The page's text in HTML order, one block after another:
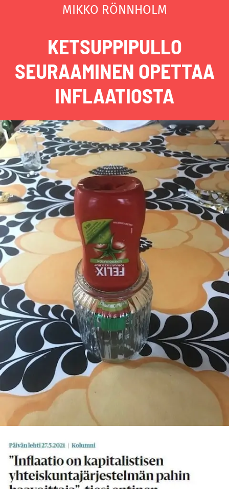
MIKKO RÖNNHOLM
KETSUPPIPULLO
SEURAAMINEN OPETTAA
INFLAATIOSTA